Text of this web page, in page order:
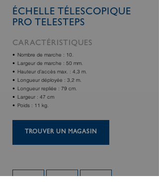
ÉCHELLE TÉLESCOPIQUE
PRO TELESTEPS
CARACTÉRISTIQUES
Nombre de marche : 10.
Largeur de marche : 50 mm.
Hauteur d’accès max. : 4,3 m.
Longueur déployée : 3,2 m.
Longueur repliée : 79 cm.
Largeur : 47 cm
Poids : 11 kg.
TROUVER UN MAGASIN